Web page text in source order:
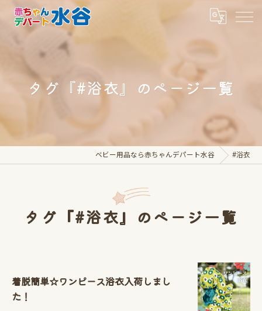
タグ『#浴衣』のページ一覧
ベビー用品なら赤ちゃんデパート水谷 #浴衣
タグ『#浴衣』のページ一覧
着脱簡単☆ワンピース浴衣入荷しまし
た！